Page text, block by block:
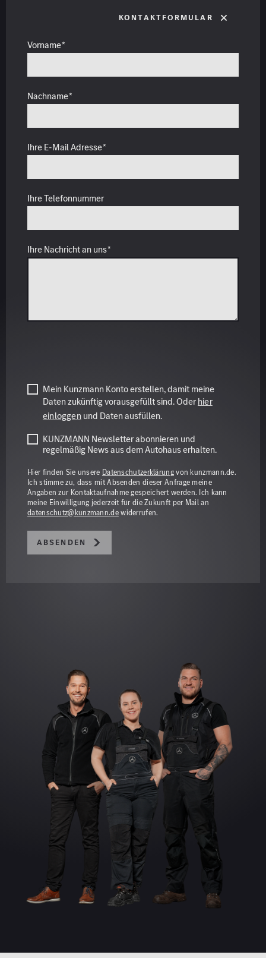
Kontaktformular
Mein Kunzmann Konto erstellen, damit meine
Daten zukünftig vorausgefüllt sind. Oderhier
einloggenund Daten ausfüllen.
KUNZMANN Newsletter abonnieren und
regelmäßig News aus dem Autohaus erhalten.
Hier finden Sie unsere Datenschutzerklärungvon kunzmann.de.
Ich stimme zu, dass mit Absenden dieser Anfrage meine
Angaben zur Kontaktaufnahme gespeichert werden. Ich kann
meine Einwilligung jederzeit für die Zukunft per Mail an
datenschutz@kunzmann.dewiderrufen.
Absenden